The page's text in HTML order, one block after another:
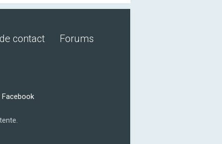
contact
Forums